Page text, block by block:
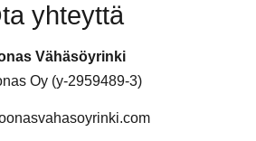
yhteyttä
Vähäsöyrinki
Oy (y-2959489-3)